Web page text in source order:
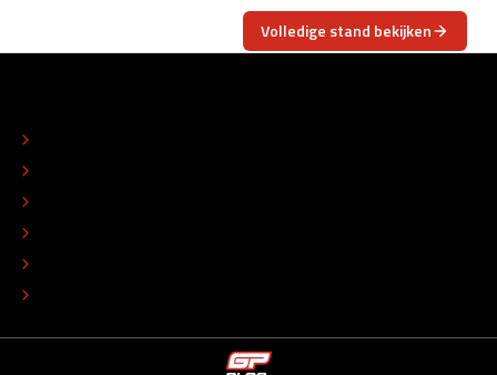
Volledige stand bekijken